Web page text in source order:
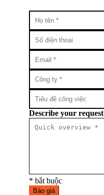
Describe your request
* bắt buộc
Báo giá